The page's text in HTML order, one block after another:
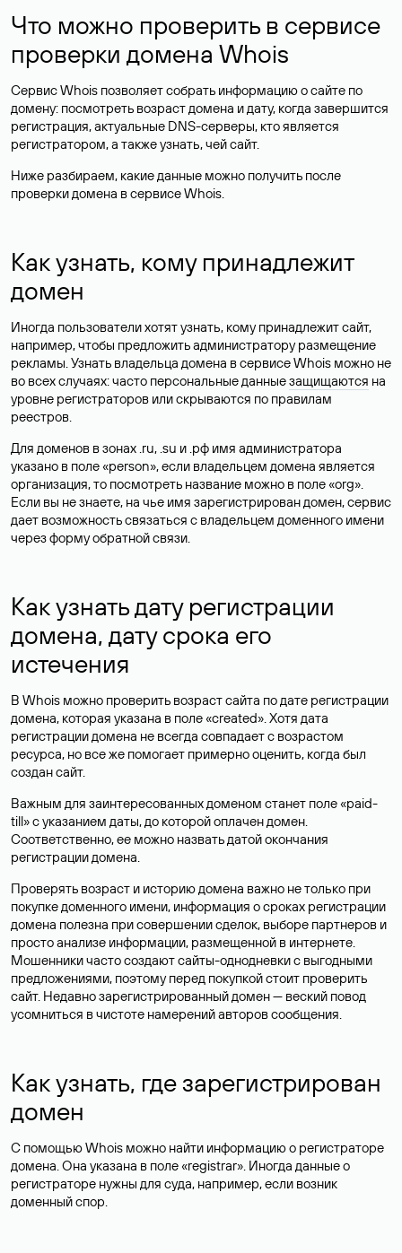
Что можно проверить в сервисе
проверки домена Whois
Сервис Whois позволяет собрать информацию о сайте по
домену: посмотреть возраст домена и дату, когда завершится
регистрация, актуальные DNS-серверы, кто является
регистратором, а также узнать, чей сайт.
Ниже разбираем, какие данные можно получить после
проверки домена в сервисе Whois.
Как узнать, кому принадлежит
домен
Иногда пользователи хотят узнать, кому принадлежит сайт,
например, чтобы предложить администратору размещение
рекламы. Узнать владельца домена в сервисе Whois можно не
во всех случаях: часто персональные данныезащищаются на
уровне регистраторов или скрываются по правилам
реестров.
Для доменов в зонах .ru, .su и .рф имя администратора
указано в поле «person», если владельцем домена является
организация, то посмотреть название можно в поле «org».
Если вы не знаете, на чье имя зарегистрирован домен, сервис
дает возможность связаться с владельцем доменного имени
через форму обратной связи.
Как узнать дату регистрации
домена, дату срока его
истечения
В Whois можно проверить возраст сайта по дате регистрации
домена, которая указана в поле «created». Хотя дата
регистрации домена не всегда совпадает с возрастом
ресурса, но все же помогает примерно оценить, когда был
создан сайт.
Важным для заинтересованных доменом станет поле «paid-
till» с указанием даты, до которой оплачен домен.
Соответственно, ее можно назвать датой окончания
регистрации домена.
Проверять возраст и историю домена важно не только при
покупке доменного имени, информация о сроках регистрации
домена полезна при совершении сделок, выборе партнеров и
просто анализе информации, размещенной в интернете.
Мошенники часто создают сайты-однодневки с выгодными
предложениями, поэтому перед покупкой стоит проверить
сайт. Недавно зарегистрированный домен — веский повод
усомниться в чистоте намерений авторов сообщения.
Как узнать, где зарегистрирован
домен
С помощью Whois можно найти информацию о регистраторе
домена. Она указана в поле «registrar». Иногда данные о
регистраторе нужны для суда, например, если возник
доменный спор.